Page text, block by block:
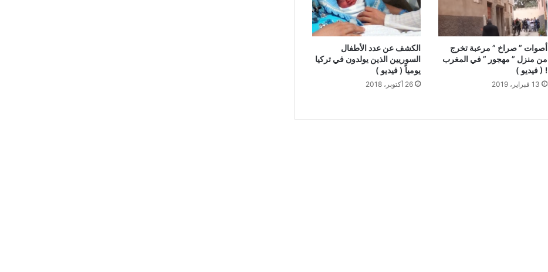
أصوات ” صراخ ” مرعبة تخرج
من منزل ” مهجور ” في المغرب
! ( فيديو )
13 فبراير، 2019
الكشف عن عدد الأطفال
السوريين الذين يولدون في تركيا
يومياً ( فيديو )
26 أكتوبر، 2018